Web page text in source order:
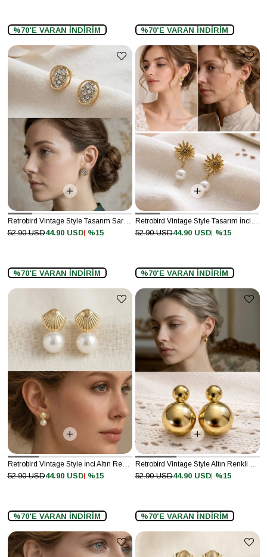
%70'E VARAN İNDİRİM %70'E VARAN İNDİRİM
Retrobird Vintage Style Tasarım Sarı Küpe
%15
44.90 USD
52.90 USD
%70'E VARAN İNDİRİM
Retrobird Vintage Style Tasarım İnci Sarı Küpe
%15
44.90 USD
52.90 USD
%70'E VARAN İNDİRİM
Retrobird Vintage Style İnci Altın Renkli Küpe
%15
44.90 USD
52.90 USD
%70'E VARAN İNDİRİM
Retrobird Vintage Style Altın Renkli Küpe
%15
44.90 USD
52.90 USD
%70'E VARAN İNDİRİM